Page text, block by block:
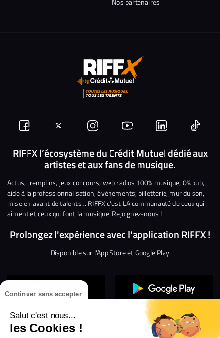
Continuer sans accepter
Salut c'est nous...
les Cookies !
Nos partenaires
Suivez-
nous
Facebook
Suivez-
nous
sur
Twitter
Nous
rejoindre
sur
Instagram
Nous
rejoindre
sur
YouTube
Nous
rejoindre
sur
Linkedin
Nous
RIFFX l’écosystème du Crédit Mutuel dédié aux
artistes et aux fans de musique.
Actus, tremplins, jeux concours, web radios 100% musique, 0% pub,
aide à la professionnalisation, événements, billetterie, mur du son,
mise en avant de talents… RIFFX c’est LA communauté de ceux qui
aiment et ceux qui font la musique. Rejoignez-nous !
Prolongez l'expérience avec l'application RIFFX !
Disponible sur l'App Store et Google Play